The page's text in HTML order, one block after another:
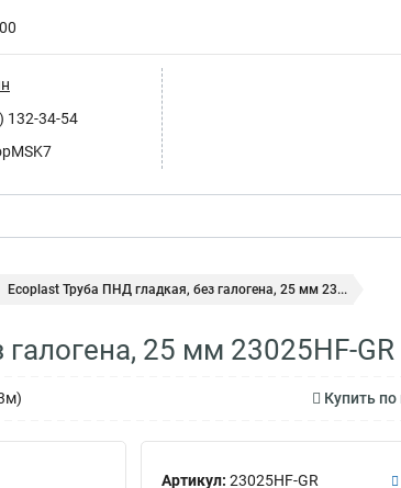
132-34-54
Ecoplast Труба ПНД гладкая, без галогена, 25 мм 23...
25 мм 23025HF-GR
Купить
Артикул: 23025HF-GR